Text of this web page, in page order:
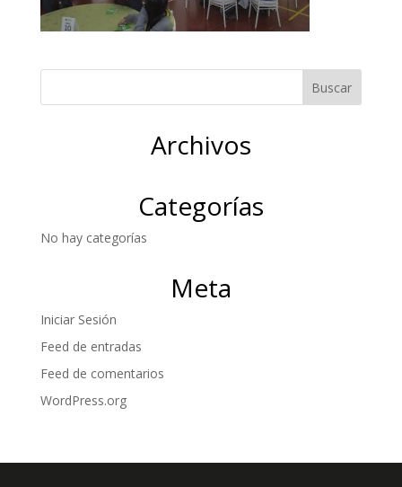
Archivos
Categorías
No hay categorías
Meta
Iniciar Sesión
Feed de entradas
Feed de comentarios
WordPress.org